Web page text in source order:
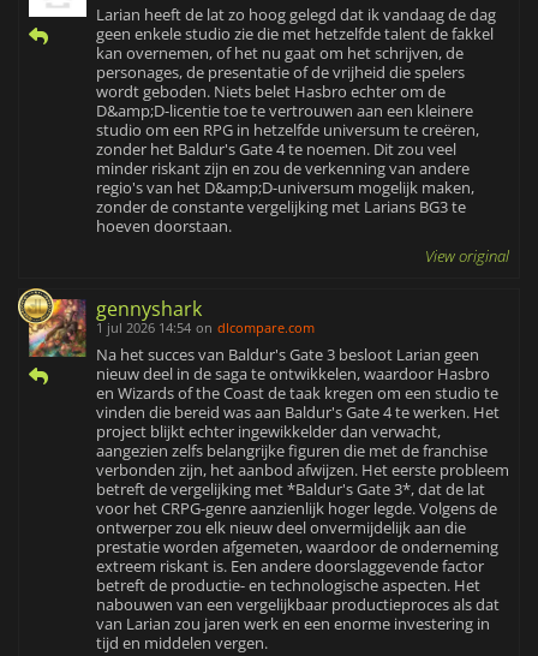
Larian heeft de lat zo hoog gelegd dat ik vandaag de dag
geen enkele studio zie die met hetzelfde talent de fakkel
kan overnemen, of het nu gaat om het schrijven, de
personages, de presentatie of de vrijheid die spelers
wordt geboden. Niets belet Hasbro echter om de
D&amp;D-licentie toe te vertrouwen aan een kleinere
studio om een RPG in hetzelfde universum te creëren,
zonder het Baldur's Gate 4 te noemen. Dit zou veel
minder riskant zijn en zou de verkenning van andere
regio's van het D&amp;D-universum mogelijk maken,
zonder de constante vergelijking met Larians BG3 te
hoeven doorstaan.
View original
gennyshark
1 jul 2026 14:54 on dlcompare.com
Na het succes van Baldur's Gate 3 besloot Larian geen
nieuw deel in de saga te ontwikkelen, waardoor Hasbro
en Wizards of the Coast de taak kregen om een studio te
vinden die bereid was aan Baldur's Gate 4 te werken. Het
project blijkt echter ingewikkelder dan verwacht,
aangezien zelfs belangrijke figuren die met de franchise
verbonden zijn, het aanbod afwijzen. Het eerste probleem
betreft de vergelijking met *Baldur's Gate 3*, dat de lat
voor het CRPG-genre aanzienlijk hoger legde. Volgens de
ontwerper zou elk nieuw deel onvermijdelijk aan die
prestatie worden afgemeten, waardoor de onderneming
extreem riskant is. Een andere doorslaggevende factor
betreft de productie- en technologische aspecten. Het
nabouwen van een vergelijkbaar productieproces als dat
van Larian zou jaren werk en een enorme investering in
tijd en middelen vergen.